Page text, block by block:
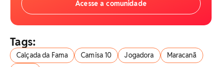
Acesse a comunidade
Tags:
Calçada da Fama Camisa 10 Jogadora
Maracanã